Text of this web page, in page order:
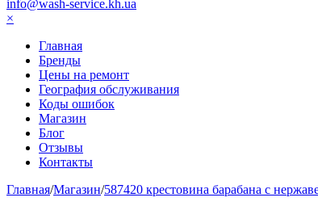
info@wash-service.kh.ua
×
Главная
Бренды
Цены на ремонт
География обслуживания
Коды ошибок
Магазин
Блог
Отзывы
Контакты
Главная/Магазин/587420 крестовина барабана с